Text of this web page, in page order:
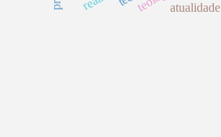
atualidade